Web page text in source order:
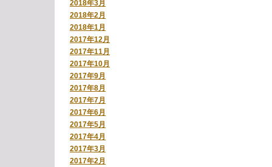
2018年3月
2018年2月
2018年1月
2017年12月
2017年11月
2017年10月
2017年9月
2017年8月
2017年7月
2017年6月
2017年5月
2017年4月
2017年3月
2017年2月